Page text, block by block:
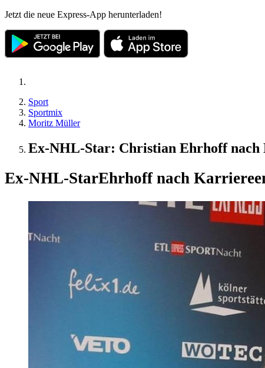
Jetzt die neue Express-App herunterladen!
Sport
Sportmix
Moritz Müller
Ex-NHL-Star: Christian Ehrhoff
Ex-NHL-StarEhrhoff nach